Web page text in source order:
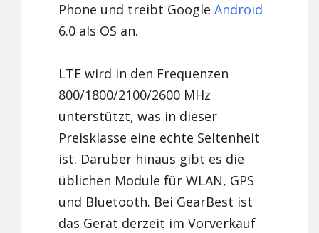
Phone und treibt GoogleAndroid
6.0 als OS an.
LTE wird in den Frequenzen
800/1800/2100/2600 MHz
unterstützt, was in dieser
Preisklasse eine echte Seltenheit
ist. Darüber hinaus gibt es die
üblichen Module für WLAN, GPS
und Bluetooth. Bei GearBest ist
das Gerät derzeit im Vorverkauf